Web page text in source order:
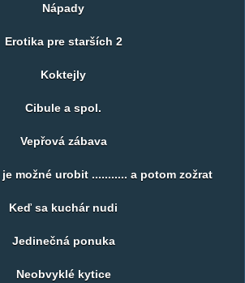
Nápady
Erotika pre starších 2
Koktejly
Cibule a spol.
Vepřová zábava
možné urobit ........... a potom zožrat
Keď sa kuchár nudi
Jedinečná ponuka
Neobvyklé kytice